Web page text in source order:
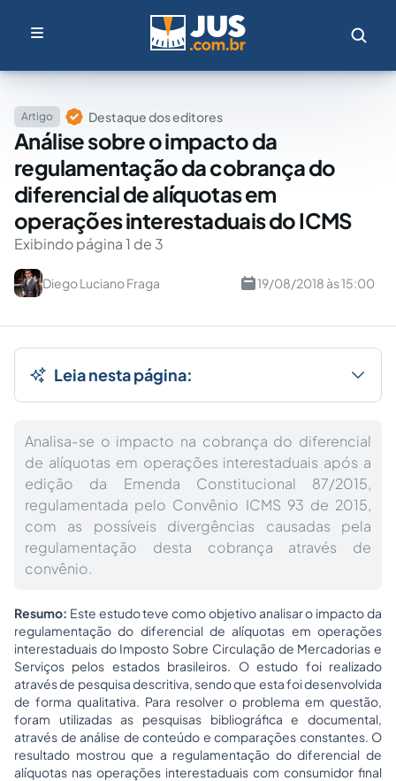
Artigo Destaque dos editores
Análise sobre o impacto da
regulamentação da cobrança do
diferencial de alíquotas em
operações interestaduais do ICMS
Exibindo página 1 de 3
Diego Luciano Fraga 19/08/2018 às 15:00
Leia nesta página:
Analisa-se o impacto na cobrança do diferencial
de alíquotas em operações interestaduais após a
edição da Emenda Constitucional 87/2015,
regulamentada pelo Convênio ICMS 93 de 2015,
com as possíveis divergências causadas pela
regulamentação desta cobrança através de
convênio.
Resumo: Este estudo teve como objetivo analisar o impacto da
regulamentação do diferencial de alíquotas em operações
interestaduais do Imposto Sobre Circulação de Mercadorias e
Serviços pelos estados brasileiros. O estudo foi realizado
através de pesquisa descritiva, sendo que esta foi desenvolvida
de forma qualitativa. Para resolver o problema em questão,
foram utilizadas as pesquisas bibliográfica e documental,
através de análise de conteúdo e comparações constantes. O
resultado mostrou que a regulamentação do diferencial de
alíquotas nas operações interestaduais com consumidor final